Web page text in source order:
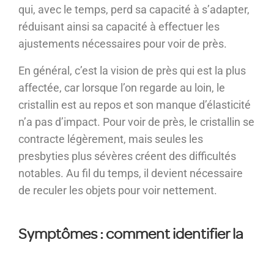
qui, avec le temps, perd sa capacité à s’adapter,
réduisant ainsi sa capacité à effectuer les
ajustements nécessaires pour voir de près.
En général, c’est la vision de près qui est la plus
affectée, car lorsque l’on regarde au loin, le
cristallin est au repos et son manque d’élasticité
n’a pas d’impact. Pour voir de près, le cristallin se
contracte légèrement, mais seules les
presbyties plus sévères créent des difficultés
notables. Au fil du temps, il devient nécessaire
de reculer les objets pour voir nettement.
Symptômes : comment identifier la